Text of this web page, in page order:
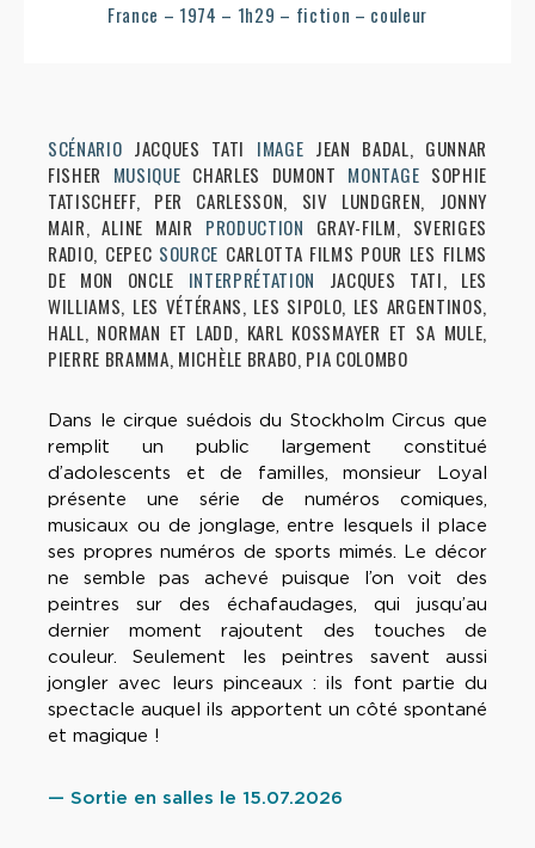
France – 1974 – 1h29 – fiction – couleur
SCÉNARIO JACQUES TATI IMAGE JEAN BADAL, GUNNAR
FISHER MUSIQUE CHARLES DUMONT MONTAGE SOPHIE
TATISCHEFF, PER CARLESSON, SIV LUNDGREN, JONNY
MAIR, ALINE MAIR PRODUCTION GRAY-FILM, SVERIGES
RADIO, CEPEC SOURCE CARLOTTA FILMS POUR LES FILMS
DE MON ONCLE INTERPRÉTATION
JACQUES TATI, LES
WILLIAMS, LES VÉTÉRANS, LES SIPOLO, LES ARGENTINOS,
HALL, NORMAN ET LADD, KARL KOSSMAYER ET SA MULE,
PIERRE BRAMMA, MICHÈLE BRABO, PIA COLOMBO
Dans le cirque suédois du Stockholm Circus que
remplit un public largement constitué
d’adolescents et de familles, monsieur Loyal
présente une série de numéros comiques,
musicaux ou de jonglage, entre lesquels il place
ses propres numéros de sports mimés. Le décor
ne semble pas achevé puisque l’on voit des
peintres sur des échafaudages, qui jusqu’au
dernier moment rajoutent des touches de
couleur. Seulement les peintres savent aussi
jongler avec leurs pinceaux : ils font partie du
spectacle auquel ils apportent un côté spontané
et magique !
— Sortie en salles le 15.07.2026